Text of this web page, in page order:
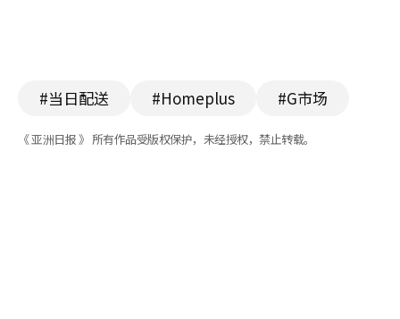
#当日配送 #Homeplus #G市场
《 亚洲日报 》 所有作品受版权保护，未经授权，禁止转载。